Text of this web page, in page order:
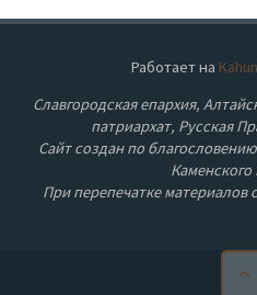
Работает на
Славгородская епархия,
патриархат, Русская
Сайт создан по
При перепечатке материалов